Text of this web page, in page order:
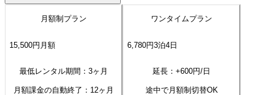
月額制プラン
15,500円 月額
最低レンタル期間：3ヶ月
月額課金の自動終了： 12ヶ月
ワンタイムプラン
6,780円3泊4日
延長：+600円/日
途中で月額制切替OK